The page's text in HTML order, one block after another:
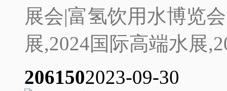
展会|富氢饮用水博览
展,2024国际高端水展
2061502023-09-30